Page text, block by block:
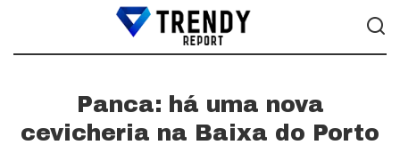
Panca: há uma nova
cevicheria na Baixa do Porto